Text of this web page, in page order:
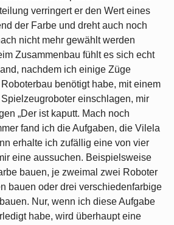
verringert er den Wert eines
der Farbe und dreht auch noch
nicht mehr gewählt werden
Zusammenbau fühlt es sich echt
nachdem ich einige Züge
benötigt habe, mit einem
einschlagen, mir
„Der ist kaputt. Mach noch
fand ich die Aufgaben, die Vilela
erhalte ich zufällig eine von vier
eine aussuchen. Beispielsweise
bauen, je zweimal zwei Roboter
bauen oder drei verschiedenfarbige
Nur, wenn ich diese Aufgabe
habe, wird überhaupt eine